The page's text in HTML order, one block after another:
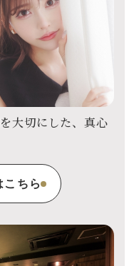
大切にした、 真心
こちら